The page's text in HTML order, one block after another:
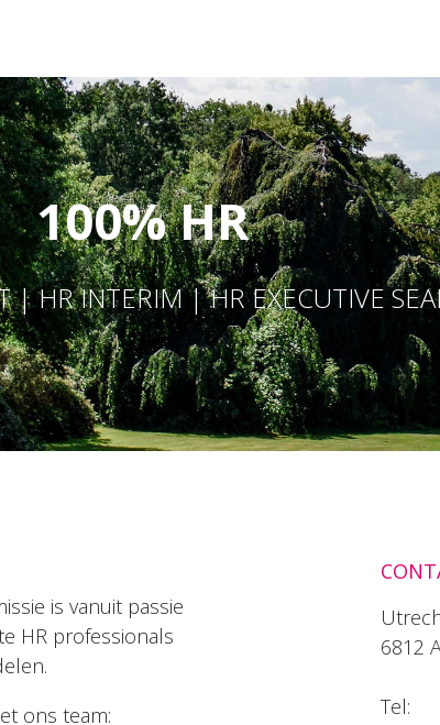
100% HR
| HR INTERIM | HR EXECUTIVE
is vanuit passie
HR professionals
ons team:
6812
Tel: